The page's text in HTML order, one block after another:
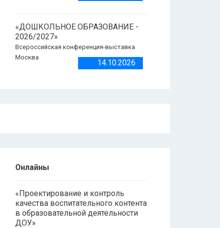
«ДОШКОЛЬНОЕ ОБРАЗОВАНИЕ -
2026/2027»
Всероссийская конференция-выставка
Москва
14.10.2026
Онлайны
«Проектирование и контроль
качества воспитательного контента
в образовательной деятельности
ДОУ»